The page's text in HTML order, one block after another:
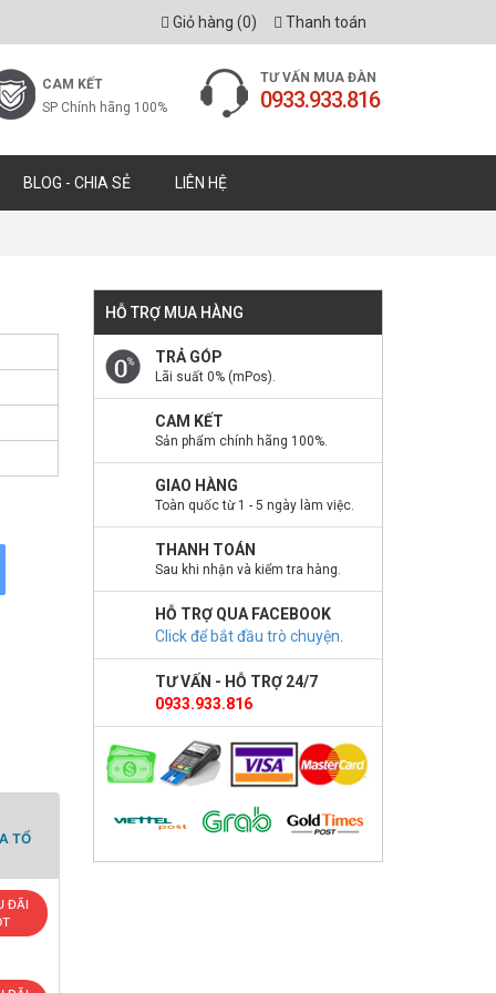
Thanh toán
Giỏ hàng (0)
CAM KẾT
SP Chính hãng 100%
TƯ VẤN MUA ĐÀN
0933.933.816
BLOG - CHIA SẺ LIÊN HỆ
TỔ
ĐÃI
HỖ TRỢ MUA HÀNG
TRẢ GÓP
Lãi suất 0% (mPos).
CAM KẾT
Sản phẩm chính hãng 100%.
GIAO HÀNG
Toàn quốc từ 1 - 5 ngày làm việc.
THANH TOÁN
Sau khi nhận và kiểm tra hàng.
HỖ TRỢ QUA FACEBOOK
Click để bắt đầu trò chuyện.
TƯ VẤN - HỖ TRỢ 24/7
0933.933.816